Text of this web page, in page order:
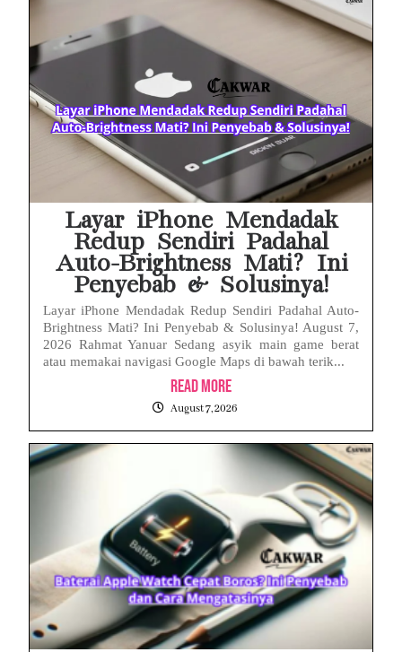
Layar iPhone Mendadak
Redup Sendiri Padahal
Auto-Brightness Mati? Ini
Penyebab & Solusinya!
Layar iPhone Mendadak Redup Sendiri Padahal Auto-
Brightness Mati? Ini Penyebab & Solusinya! August 7,
2026 Rahmat Yanuar Sedang asyik main game berat
atau memakai navigasi Google Maps di bawah terik...
Read More
August 7, 2026